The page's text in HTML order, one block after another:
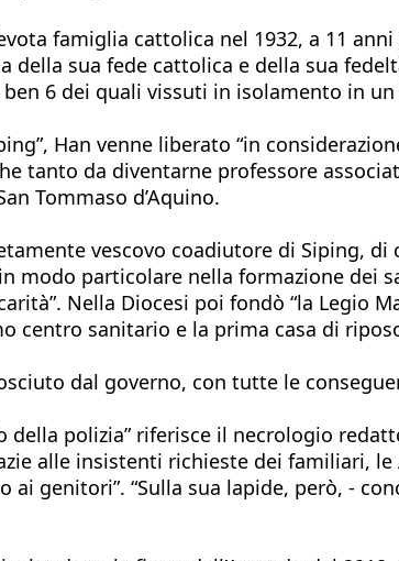
famiglia cattolica nel 1932, a 11
sua fede cattolica e della sua
6 dei quali vissuti in isolamento in un
Han venne liberato “in
tanto da diventarne professore
Tommaso d’Aquino.
vescovo coadiutore di Siping,
modo particolare nella formazione dei
Nella Diocesi poi fondò “la Legio
centro sanitario e la prima casa di
dal governo, con tutte le
polizia” riferisce il necrologio
alle insistenti richieste dei familiari,
genitori”. “Sulla sua lapide, però, -